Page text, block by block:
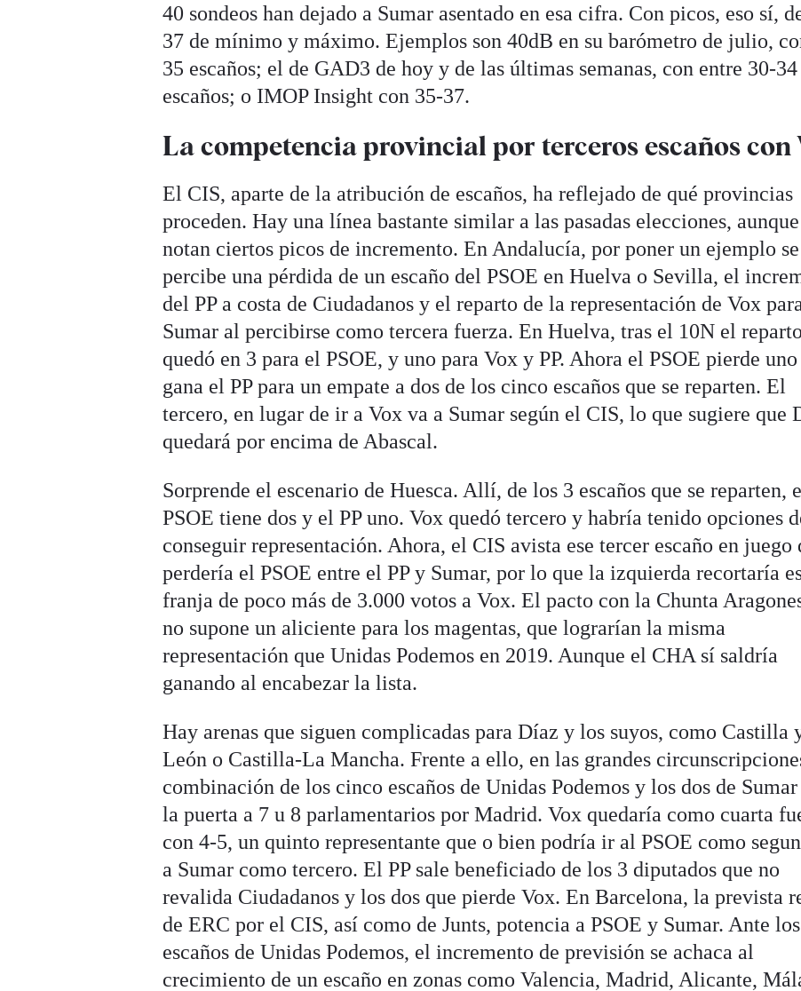
40 sondeos han dejado a Sumar asentado en esa cifra. Con picos, eso sí,
37 de mínimo y máximo. Ejemplos son 40dB en su barómetro de julio,
35 escaños; el de GAD3 de hoy y de las últimas semanas, con entre 30-34
escaños; o IMOP Insight con 35-37.
La competencia provincial por terceros escaños con
El CIS, aparte de la atribución de escaños, ha reflejado de qué provincias
proceden. Hay una línea bastante similar a las pasadas elecciones, aunque
notan ciertos picos de incremento. En Andalucía, por poner un ejemplo se
percibe una pérdida de un escaño del PSOE en Huelva o Sevilla, el
del PP a costa de Ciudadanos y el reparto de la representación de Vox
Sumar al percibirse como tercera fuerza. En Huelva, tras el 10N el reparto
quedó en 3 para el PSOE, y uno para Vox y PP. Ahora el PSOE pierde uno
gana el PP para un empate a dos de los cinco escaños que se reparten. El
tercero, en lugar de ir a Vox va a Sumar según el CIS, lo que sugiere que
quedará por encima de Abascal.
Sorprende el escenario de Huesca. Allí, de los 3 escaños que se reparten,
PSOE tiene dos y el PP uno. Vox quedó tercero y habría tenido opciones
conseguir representación. Ahora, el CIS avista ese tercer escaño en juego
perdería el PSOE entre el PP y Sumar, por lo que la izquierda recortaría
franja de poco más de 3.000 votos a Vox. El pacto con la Chunta
no supone un aliciente para los magentas, que lograrían la misma
representación que Unidas Podemos en 2019. Aunque el CHA sí saldría
ganando al encabezar la lista.
Hay arenas que siguen complicadas para Díaz y los suyos, como Castilla
León o Castilla-La Mancha. Frente a ello, en las grandes
combinación de los cinco escaños de Unidas Podemos y los dos de Sumar
la puerta a 7 u 8 parlamentarios por Madrid. Vox quedaría como cuarta
con 4-5, un quinto representante que o bien podría ir al PSOE como
a Sumar como tercero. El PP sale beneficiado de los 3 diputados que no
revalida Ciudadanos y los dos que pierde Vox. En Barcelona, la prevista
de ERC por el CIS, así como de Junts, potencia a PSOE y Sumar. Ante los
escaños de Unidas Podemos, el incremento de previsión se achaca al
crecimiento de un escaño en zonas como Valencia, Madrid, Alicante,